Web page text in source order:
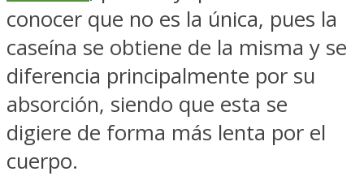
conocer que no es la única, pues la
caseína se obtiene de la misma y se
diferencia principalmente por su
absorción, siendo que esta se
digiere de forma más lenta por el
cuerpo.